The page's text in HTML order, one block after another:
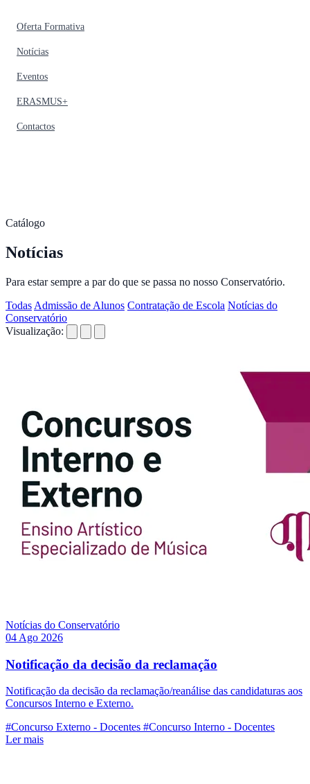
Oferta Formativa
Notícias
Eventos
ERASMUS+
Contactos
Catálogo
Notícias
Para estar sempre a par do que se passa no nosso Conservatório.
Todas Admissão de Alunos Contratação de Escola Notícias do
Conservatório
Visualização:
Notícias do Conservatório
04 Ago 2026
Notificação da decisão da reclamação
Notificação da decisão da reclamação/reanálise das candidaturas aos
Concursos Interno e Externo.
#Concurso Externo - Docentes #Concurso Interno - Docentes
Ler mais